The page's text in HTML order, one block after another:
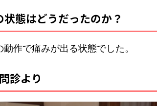
態はどうだったのか？
動作で痛みが出る状態でした。
問診より